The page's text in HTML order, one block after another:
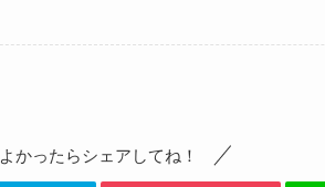
よかったらシェアしてね！